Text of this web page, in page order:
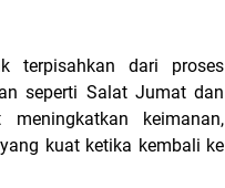
terpisahkan dari proses
seperti Salat Jumat dan
keimanan,
kuat ketika kembali ke